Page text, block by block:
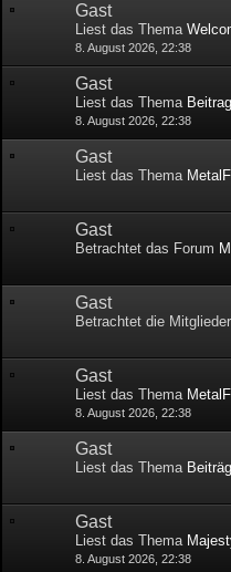
Gast
Liest das Thema
8. August 2026, 22:38
Gast
Liest das Thema
8. August 2026, 22:38
Gast
Liest das Thema
Gast
Betrachtet das Forum
Gast
Betrachtet die
Gast
Liest das Thema
8. August 2026, 22:38
Gast
Liest das Thema
Gast
Liest das Thema
8. August 2026, 22:38